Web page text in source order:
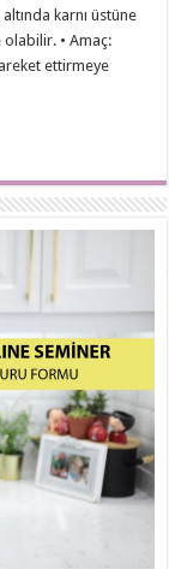
karnı üstüne
olabilir. • Amaç:
ettirmeye